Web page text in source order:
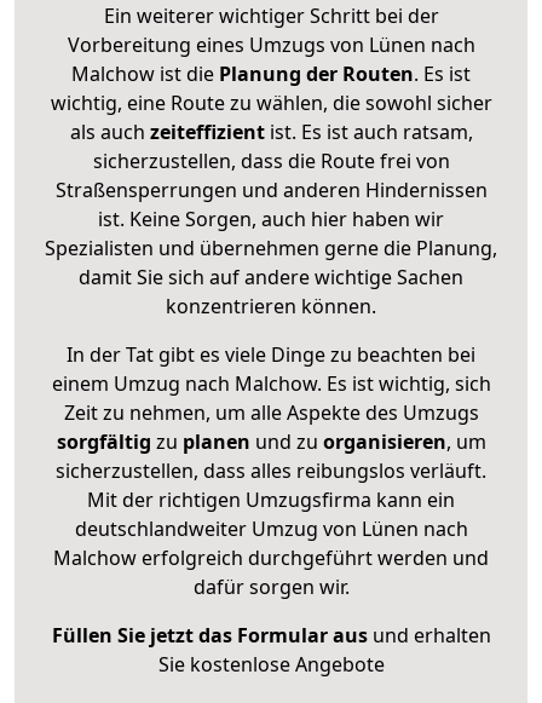
Ein weiterer wichtiger Schritt bei der
Vorbereitung eines Umzugs von Lünen nach
Malchow ist die Planung der Routen. Es ist
wichtig, eine Route zu wählen, die sowohl sicher
als auch zeiteffizientist. Es ist auch ratsam,
sicherzustellen, dass die Route frei von
Straßensperrungen und anderen Hindernissen
ist. Keine Sorgen, auch hier haben wir
Spezialisten und übernehmen gerne die Planung,
damit Sie sich auf andere wichtige Sachen
konzentrieren können.
In der Tat gibt es viele Dinge zu beachten bei
einem Umzug nach Malchow. Es ist wichtig, sich
Zeit zu nehmen, um alle Aspekte des Umzugs
sorgfältig zu planen und zu organisieren, um
sicherzustellen, dass alles reibungslos verläuft.
Mit der richtigen Umzugsfirma kann ein
deutschlandweiter Umzug von Lünen nach
Malchow erfolgreich durchgeführt werden und
dafür sorgen wir.
Füllen Sie jetzt das Formular ausund erhalten
Sie kostenlose Angebote